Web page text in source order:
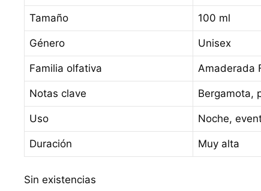
Tamaño 100 ml
Género Unisex
Familia olfativa Amaderada
Notas clave Bergamota,
Uso Noche,
Duración Muy alta
Sin existencias